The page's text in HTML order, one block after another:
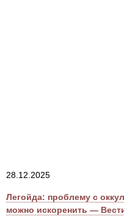
28.12.2025
Легойда: проблему с
можно искоренить —